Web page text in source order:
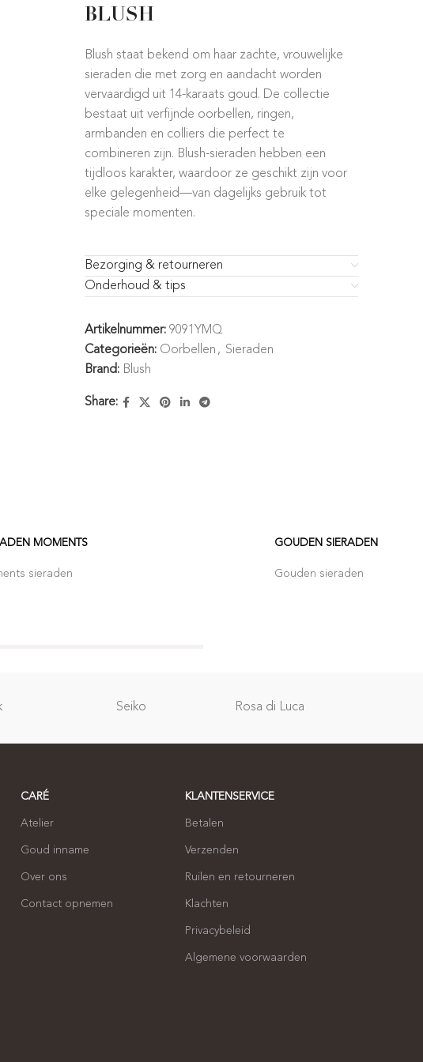
BLUSH
Blush staat bekend om haar zachte, vrouwelijke
sieraden die met zorg en aandacht worden
vervaardigd uit 14-karaats goud. De collectie
bestaat uit verfijnde oorbellen, ringen,
armbanden en colliers die perfect te
combineren zijn. Blush-sieraden hebben een
tijdloos karakter, waardoor ze geschikt zijn voor
elke gelegenheid—van dagelijks gebruik tot
speciale momenten.
Bezorging & retourneren
Onderhoud & tips
Artikelnummer: 9091YMQ
Categorieën: Oorbellen , Sieraden
Brand: Blush
Share:
MOMENTS
sieraden
GOUDEN SIERADEN
Gouden sieraden
Seiko Rosa di Luca
CARÉ
Atelier
Goud inname
Over ons
Contact opnemen
KLANTENSERVICE
Betalen
Verzenden
Ruilen en retourneren
Klachten
Privacybeleid
Algemene voorwaarden